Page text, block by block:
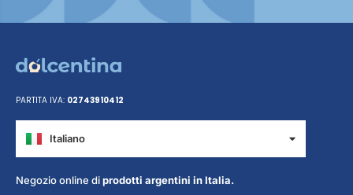
PARTITA IVA: 02743910412
Italiano
Español
Negozio online diprodotti argentini in Italia.